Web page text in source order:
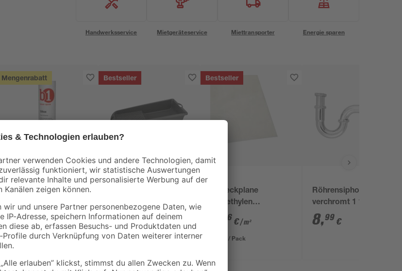
Handwerksservice Mietgeräteservice Miettransporter Energie sparen
Mengenrabatt
B1
Silikon weiß 280 ml
3,49€
12,46 € / Liter
Bestseller
B1
grau 15 x 32 cm
2,69 €
Bestseller
Abdeckplane
Polyethylen
transparent 4 x 5 m
06 €/ m²
1,29 € / Pack
Röhrensiphon
verchromt 1 1/4" x 32
mm
8,99 €